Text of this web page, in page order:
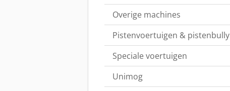
Overige machines
Pistenvoertuigen & pistenbully
Speciale voertuigen
Unimog